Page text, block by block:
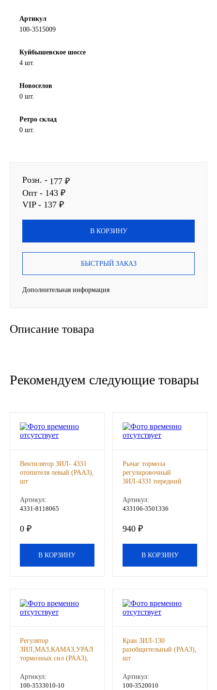
OIL RIGHT
REPSOL
SINTEC
Новоуфимский НПЗ
РОСНЕФТЬ
North Sea Lubricants
АПП
ГПЗ
ЕПК
Другие бренды подшипников
Охлаждающие жидкости
Специальные жидкости
Автосмазки
Артикул
100-3515009
Куйбышевское шоссе
4 шт.
Новоселов
0 шт.
Ретро склад
0 шт.
Розн. - 177 ₽
Опт - 143 ₽
VIP - 137 ₽
В КОРЗИНУ
БЫСТРЫЙ ЗАКАЗ
Дополнительная информация
Описание товара
Рекомендуем следующие товары
Вентилятор ЗИЛ- 4331
отопителя левый (РААЗ),
шт
Артикул:
4331-8118065
0 ₽
В КОРЗИНУ
Рычаг тормоза
регулировочный
ЗИЛ-4331 передний
Артикул:
433106-3501336
940 ₽
В КОРЗИНУ
Регулятор
ЗИЛ,МАЗ,КАМАЗ,УРАЛ
тормозных сил (РААЗ),
Артикул:
100-3533010-10
Кран ЗИЛ-130
разобщительный (РААЗ),
шт
Артикул:
100-3520010